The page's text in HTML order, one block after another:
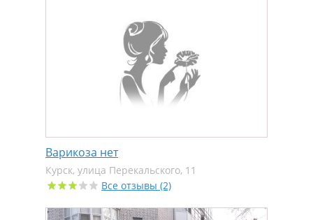
Варикоза нет
Курск, улица Перекальского, 11
Все отзывы (2)